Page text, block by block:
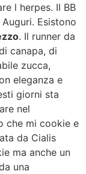
l herpes. Il BB
Esistono
. Il runner da
canapa, di
zucca,
eleganza e
giorni sta
nel
che mi cookie e
da Cialis
ma anche un
una